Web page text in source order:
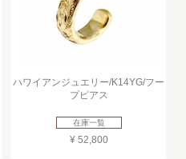
ハワイアンジュエリー/K14YG/フー
プピアス
在庫一覧
¥ 52,800